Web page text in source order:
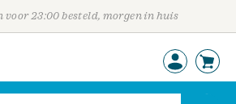
voor 23:00 besteld, morgen in huis